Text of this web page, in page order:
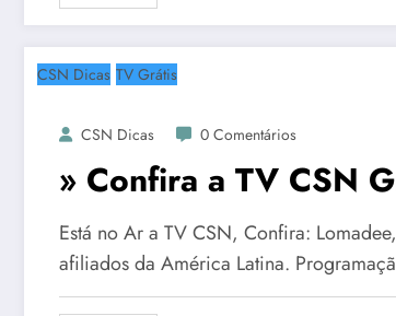
CSN Dicas TV Grátis
CSN Dicas 0 Comentários
» Confira a TV CSN
Está no Ar a TV CSN, Confira:
afiliados da América Latina.